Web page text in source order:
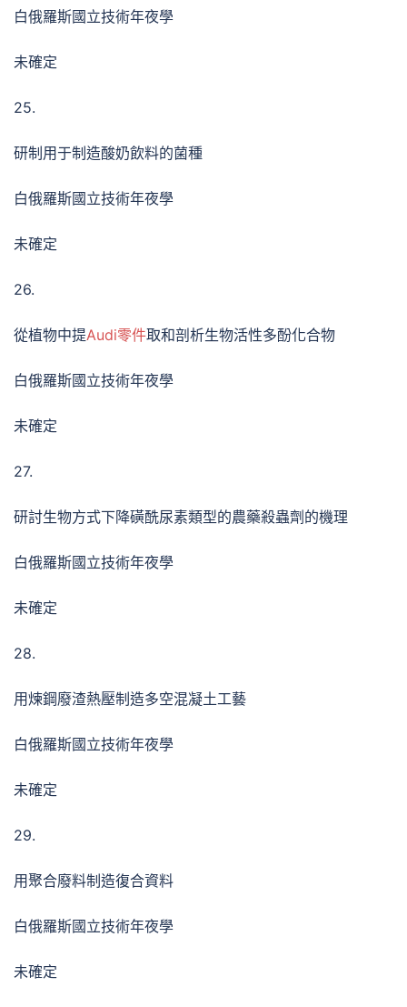
白俄羅斯國立技術年夜學
未確定
25.
研制用于制造酸奶飲料的菌種
白俄羅斯國立技術年夜學
未確定
26.
從植物中提Audi零件取和剖析生物活性多酚化合物
白俄羅斯國立技術年夜學
未確定
27.
研討生物方式下降磺酰尿素類型的農藥殺蟲劑的機理
白俄羅斯國立技術年夜學
未確定
28.
用煉鋼廢渣熱壓制造多空混凝土工藝
白俄羅斯國立技術年夜學
未確定
29.
用聚合廢料制造復合資料
白俄羅斯國立技術年夜學
未確定